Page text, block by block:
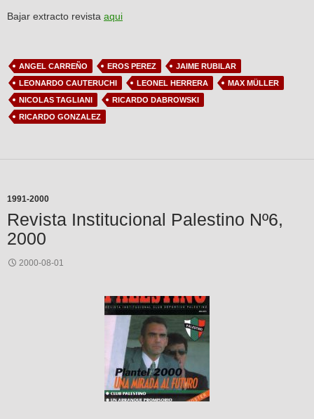
Bajar extracto revista aqui
ANGEL CARREÑO EROS PEREZ
JAIME RUBILAR
LEONARDO CAUTERUCHI
LEONEL HERRERA
MAX MÜLLER
NICOLAS TAGLIANI
RICARDO DABROWSKI
RICARDO GONZALEZ
1991-2000
Revista Institucional Palestino Nº6,
2000
2000-08-01